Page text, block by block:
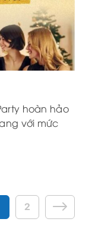
hoàn hảo
với mức
2